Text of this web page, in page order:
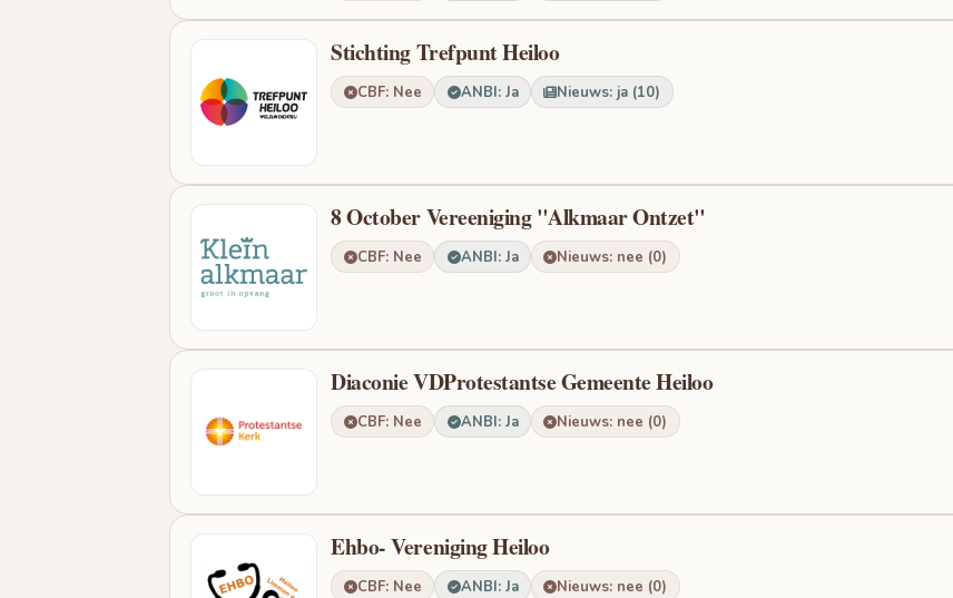
Stichting Trefpunt Heiloo
CBF: Nee ANBI: Ja Nieuws: ja (10)
8 October Vereeniging "Alkmaar Ontzet"
CBF: Nee ANBI: Ja Nieuws: nee (0)
Diaconie VDProtestantse Gemeente Heiloo
CBF: Nee ANBI: Ja Nieuws: nee (0)
Ehbo- Vereniging Heiloo
CBF: Nee ANBI: Ja Nieuws: nee (0)